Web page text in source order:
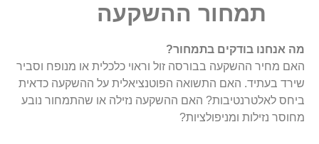
תמחור ההשקעה
מה אנחנו בודקים בתמחור?
האם מחיר ההשקעה בבורסה זול וראוי כלכלית או מנופח וסביר
שירד בעתיד. האם התשואה הפוטנציאלית על ההשקעה כדאית
ביחס לאלטרנטיבות? האם ההשקעה נזילה או שהתמחור נובע
מחוסר נזילות ומניפולציות?